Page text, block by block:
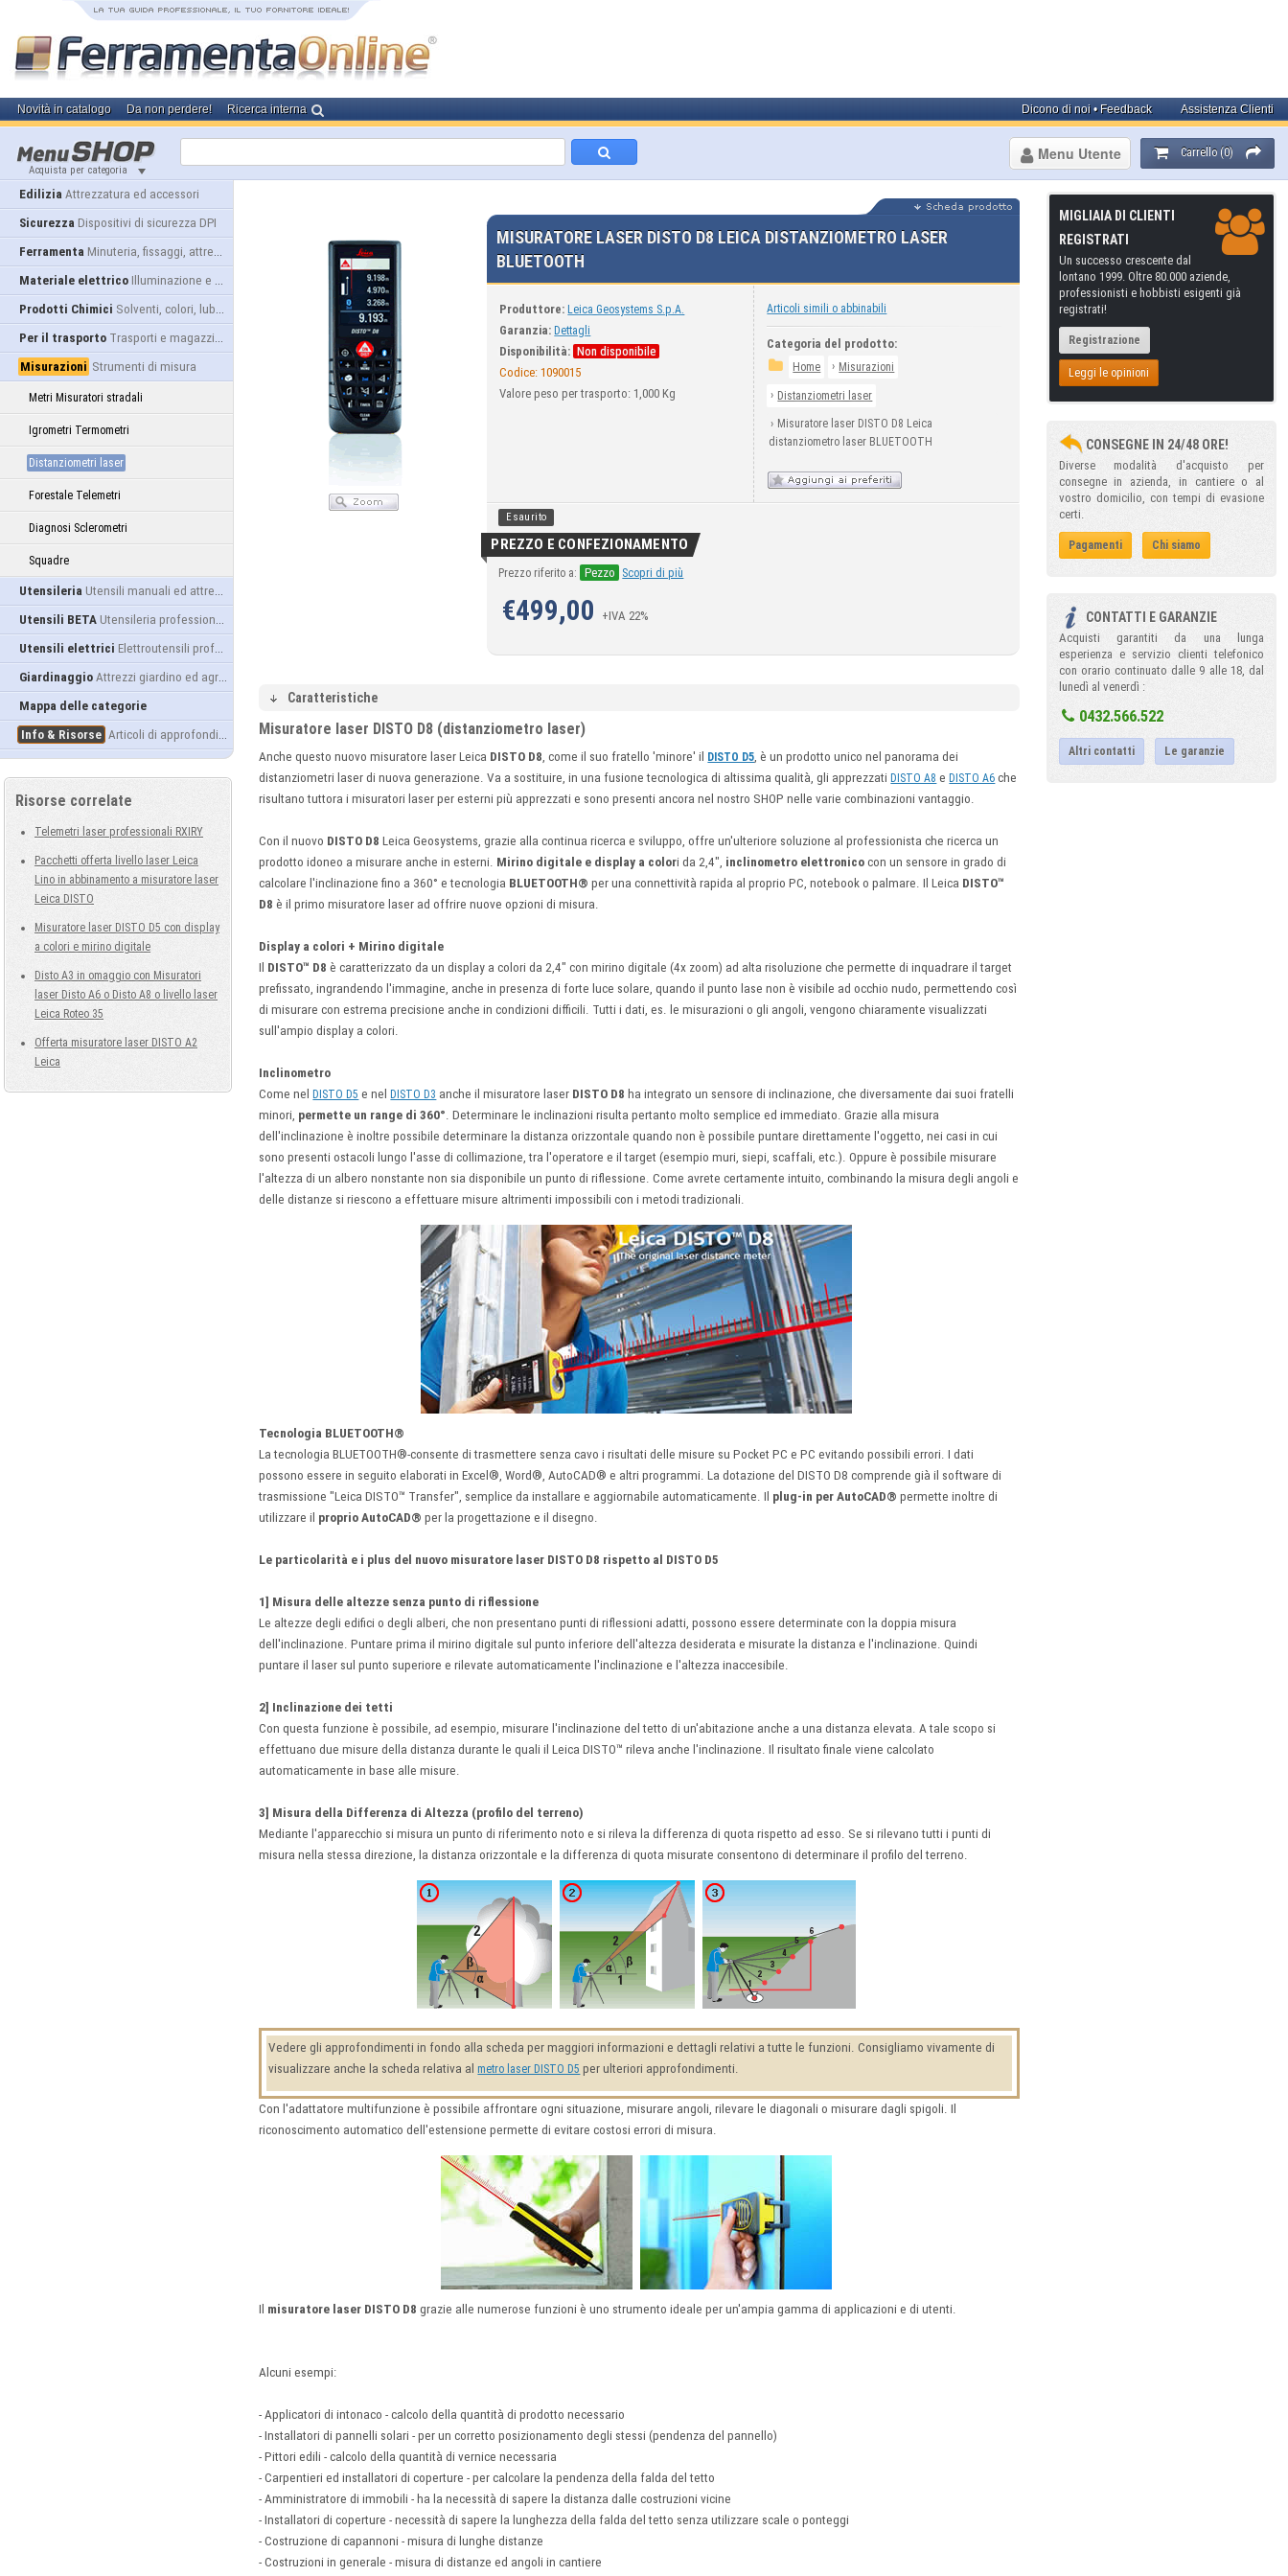
Novità in catalogo Da non perdere! Ricerca interna Assistenza Clienti
Dicono di noi • Feedback
Acquista per categoria
Carrello (0)
Menu Utente
Edilizia Attrezzatura ed accessori
Sicurezza Dispositivi di sicurezza DPI
Ferramenta Minuteria, fissaggi, attrezzatura
Materiale elettrico Illuminazione e alimentazione
Prodotti Chimici Solventi, colori, lubrificanti...
Per il trasporto Trasporti e magazzino
Misurazioni Strumenti di misura
Metri Misuratori stradali
Igrometri Termometri
Distanziometri laser
Forestale Telemetri
Diagnosi Sclerometri
Squadre
Utensileria Utensili manuali ed attrezzature
Utensili BETA Utensileria professionale
Utensili elettrici Elettroutensili professionali
Giardinaggio Attrezzi giardino ed agricoltura
Mappa delle categorie
Info & Risorse Articoli di approfondimento
Risorse correlate
Telemetri laser professionali RXIRY
Pacchetti offerta livello laser Leica
Lino in abbinamento a misuratore laser
Leica DISTO
Misuratore laser DISTO D5 con display
a colori e mirino digitale
Disto A3 in omaggio con Misuratori
laser Disto A6 o Disto A8 o livello laser
Leica Roteo 35
Offerta misuratore laser DISTO A2
Leica
MISURATORE LASER DISTO D8 LEICA DISTANZIOMETRO LASER
BLUETOOTH
Produttore: Leica Geosystems S.p.A.
Garanzia: Dettagli
Disponibilità: Non disponibile
Codice:1090015
Valore peso per trasporto: 1,000 Kg
Articoli simili o abbinabili
Categoria del prodotto:
Home › Misurazioni
› Distanziometri laser
› Misuratore laser DISTO D8 Leica
distanziometro laser BLUETOOTH
Esaurito
PREZZO E CONFEZIONAMENTO
Prezzo riferito a: Pezzo Scopri di più
€499,00 +IVA 22%
Caratteristiche
Misuratore laser DISTO D8 (distanziometro laser)
Anche questo nuovo misuratore laser Leica DISTO D8, come il suo fratello 'minore' il DISTO D5, è un prodotto unico nel panorama dei
distanziometri laser di nuova generazione. Va a sostituire, in una fusione tecnologica di altissima qualità, gli apprezzatiDISTO A8 eDISTO A6 che
risultano tuttora i misuratori laser per esterni più apprezzati e sono presenti ancora nel nostro SHOP nelle varie combinazioni vantaggio.
Con il nuovo DISTO D8 Leica Geosystems, grazie alla continua ricerca e sviluppo, offre un'ulteriore soluzione al professionista che ricerca un
prodotto idoneo a misurare anche in esterni. Mirino digitale e display a colori da 2,4", inclinometro elettronico con un sensore in grado di
calcolare l'inclinazione fino a 360° e tecnologia BLUETOOTH® per una connettività rapida al proprio PC, notebook o palmare. Il Leica DISTO™
D8 è il primo misuratore laser ad offrire nuove opzioni di misura.
Display a colori + Mirino digitale
Il DISTO™ D8 è caratterizzato da un display a colori da 2,4" con mirino digitale (4x zoom) ad alta risoluzione che permette di inquadrare il target
prefissato, ingrandendo l'immagine, anche in presenza di forte luce solare, quando il punto lase non è visibile ad occhio nudo, permettendo così
di misurare con estrema precisione anche in condizioni difficili. Tutti i dati, es. le misurazioni o gli angoli, vengono chiaramente visualizzati
sull'ampio display a colori.
Inclinometro
Come nelDISTO D5 e nelDISTO D3 anche il misuratore laser DISTO D8 ha integrato un sensore di inclinazione, che diversamente dai suoi fratelli
minori, permette un range di 360°. Determinare le inclinazioni risulta pertanto molto semplice ed immediato. Grazie alla misura
dell'inclinazione è inoltre possibile determinare la distanza orizzontale quando non è possibile puntare direttamente l'oggetto, nei casi in cui
sono presenti ostacoli lungo l'asse di collimazione, tra l'operatore e il target (esempio muri, siepi, scaffali, etc.). Oppure è possibile misurare
l'altezza di un albero nonstante non sia disponibile un punto di riflessione. Come avrete certamente intuito, combinando la misura degli angoli e
delle distanze si riescono a effettuare misure altrimenti impossibili con i metodi tradizionali.
Tecnologia BLUETOOTH®
La tecnologia BLUETOOTH®-consente di trasmettere senza cavo i risultati delle misure su Pocket PC e PC evitando possibili errori. I dati
possono essere in seguito elaborati in Excel®, Word®, AutoCAD® e altri programmi. La dotazione del DISTO D8 comprende già il software di
trasmissione "Leica DISTO™ Transfer", semplice da installare e aggiornabile automaticamente. Il plug-in per AutoCAD® permette inoltre di
utilizzare il proprio AutoCAD® per la progettazione e il disegno.
Le particolarità e i plus del nuovo misuratore laser DISTO D8 rispetto al DISTO D5
1] Misura delle altezze senza punto di riflessione
Le altezze degli edifici o degli alberi, che non presentano punti di riflessioni adatti, possono essere determinate con la doppia misura
dell'inclinazione. Puntare prima il mirino digitale sul punto inferiore dell'altezza desiderata e misurate la distanza e l'inclinazione. Quindi
puntare il laser sul punto superiore e rilevate automaticamente l'inclinazione e l'altezza inaccesibile.
2] Inclinazione dei tetti
Con questa funzione è possibile, ad esempio, misurare l'inclinazione del tetto di un'abitazione anche a una distanza elevata. A tale scopo si
effettuano due misure della distanza durante le quali il Leica DISTO™ rileva anche l'inclinazione. Il risultato finale viene calcolato
automaticamente in base alle misure.
3] Misura della Differenza di Altezza (profilo del terreno)
Mediante l'apparecchio si misura un punto di riferimento noto e si rileva la differenza di quota rispetto ad esso. Se si rilevano tutti i punti di
misura nella stessa direzione, la distanza orizzontale e la differenza di quota misurate consentono di determinare il profilo del terreno.
Vedere gli approfondimenti in fondo alla scheda per maggiori informazioni e dettagli relativi a tutte le funzioni. Consigliamo vivamente di
visualizzare anche la scheda relativa al metro laser DISTO D5 per ulteriori approfondimenti.
Con l'adattatore multifunzione è possibile affrontare ogni situazione, misurare angoli, rilevare le diagonali o misurare dagli spigoli. Il
riconoscimento automatico dell'estensione permette di evitare costosi errori di misura.
Il misuratore laser DISTO D8 grazie alle numerose funzioni è uno strumento ideale per un'ampia gamma di applicazioni e di utenti.
Alcuni esempi:
- Applicatori di intonaco - calcolo della quantità di prodotto necessario
- Installatori di pannelli solari - per un corretto posizionamento degli stessi (pendenza del pannello)
- Pittori edili - calcolo della quantità di vernice necessaria
- Carpentieri ed installatori di coperture - per calcolare la pendenza della falda del tetto
- Amministratore di immobili - ha la necessità di sapere la distanza dalle costruzioni vicine
- Installatori di coperture - necessità di sapere la lunghezza della falda del tetto senza utilizzare scale o ponteggi
- Costruzione di capannoni - misura di lunghe distanze
- Costruzioni in generale - misura di distanze ed angoli in cantiere
MIGLIAIA DI CLIENTI
REGISTRATI
Un successo crescente dal
lontano 1999. Oltre 80.000 aziende,
professionisti e hobbisti esigenti già
registrati!
Registrazione
Leggi le opinioni
CONSEGNE IN 24/48 ORE!
Diverse modalità d'acquisto per
consegne in azienda, in cantiere o al
vostro domicilio, con tempi di evasione
certi.
Pagamenti Chi siamo
CONTATTI E GARANZIE
Acquisti garantiti da una lunga
esperienza e servizio clienti telefonico
con orario continuato dalle 9 alle 18, dal
lunedì al venerdì :
0432.566.522
Altri contatti Le garanzie